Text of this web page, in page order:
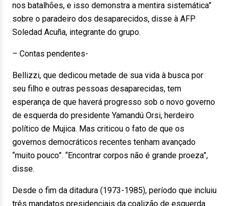
nos batalhões, e isso demonstra a mentira sistemática”
sobre o paradeiro dos desaparecidos, disse à AFP
Soledad Acuña, integrante do grupo.
– Contas pendentes-
Bellizzi, que dedicou metade de sua vida à busca por
seu filho e outras pessoas desaparecidas, tem
esperança de que haverá progresso sob o novo governo
de esquerda do presidente Yamandú Orsi, herdeiro
político de Mujica. Mas criticou o fato de que os
governos democráticos recentes tenham avançado
“muito pouco”. “Encontrar corpos não é grande proeza”,
disse.
Desde o fim da ditadura (1973-1985), período que incluiu
três mandatos presidenciais da coalizão de esquerda